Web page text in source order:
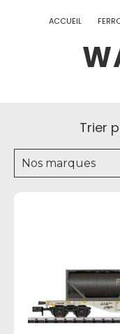
ACCUEIL
Trier
Nos marques